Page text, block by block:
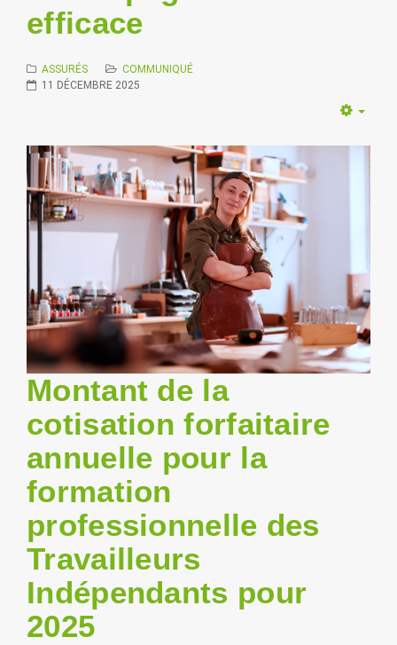
efficace
ASSURÉS
COMMUNIQUÉ
11 DÉCEMBRE 2025
Montant de la
cotisation forfaitaire
annuelle pour la
formation
professionnelle des
Travailleurs
Indépendants pour
2025